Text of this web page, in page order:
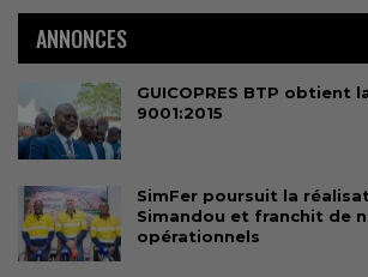
ANNONCES
GUICOPRES BTP obtient
9001:2015
SimFer poursuit la
Simandou et franchit de
opérationnels